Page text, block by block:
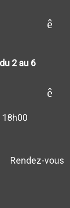
2 au 6
18h00
Rendez-vous